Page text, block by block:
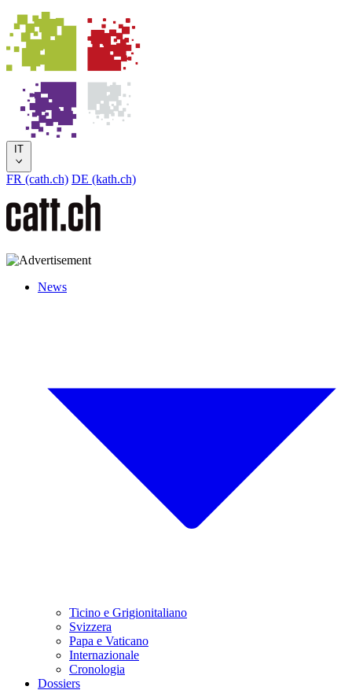
IT
FR (cath.ch) DE (kath.ch)
News
Ticino e Grigionitaliano
Svizzera
Papa e Vaticano
Internazionale
Cronologia
Dossiers